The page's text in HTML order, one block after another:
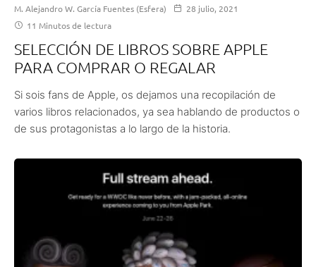
M. Alejandro W. García Fuentes (Esfera)
28 julio, 2021
11 Minutos de lectura
SELECCIÓN DE LIBROS SOBRE APPLE
PARA COMPRAR O REGALAR
Si sois fans de Apple, os dejamos una recopilación de
varios libros relacionados, ya sea hablando de productos o
de sus protagonistas a lo largo de la historia.